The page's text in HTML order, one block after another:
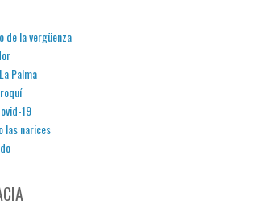
de la vergüenza
Palma
19
las narices